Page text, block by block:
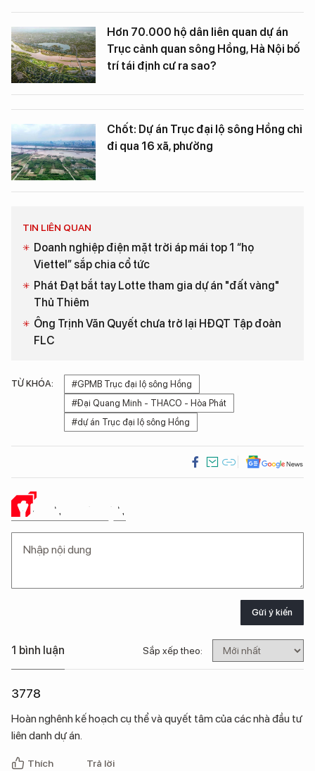
Hơn 70.000 hộ dân liên quan dự án
Trục cảnh quan sông Hồng, Hà Nội bố
trí tái định cư ra sao?
Chốt: Dự án Trục đại lộ sông Hồng chỉ
đi qua 16 xã, phường
TIN LIÊN QUAN
Doanh nghiệp điện mặt trời áp mái top 1 “họ
Viettel” sắp chia cổ tức
Phát Đạt bắt tay Lotte tham gia dự án "đất vàng"
Thủ Thiêm
Ông Trịnh Văn Quyết chưa trở lại HĐQT Tập đoàn
FLC
TỪ KHÓA:
#GPMB Trục đại lộ sông Hồng
#Đại Quang Minh - THACO - Hòa Phát
#dự án Trục đại lộ sông Hồng
Ý KIẾN CỦA BẠN
Gửi ý kiến
1 bình luận Sắp xếp theo:
3778
Hoàn nghênh kế hoạch cụ thể và quyết tâm của các nhà đầu tư
liên danh dự án.
Thích Trả lời